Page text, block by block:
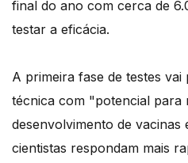
final do ano com cerca de
testar a eficácia.
A primeira fase de testes
técnica com "potencial para
desenvolvimento de vacinas
cientistas respondam mais